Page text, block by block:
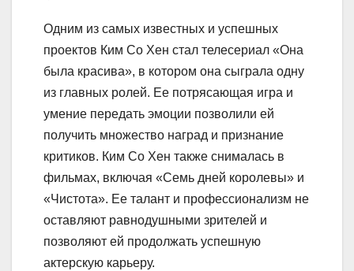
Одним из самых известных и успешных
проектов Ким Со Хен стал телесериал «Она
была красива», в котором она сыграла одну
из главных ролей. Ее потрясающая игра и
умение передать эмоции позволили ей
получить множество наград и признание
критиков. Ким Со Хен также снималась в
фильмах, включая «Семь дней королевы» и
«Чистота». Ее талант и профессионализм не
оставляют равнодушными зрителей и
позволяют ей продолжать успешную
актерскую карьеру.